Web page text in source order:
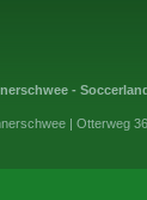
-
| Otterweg